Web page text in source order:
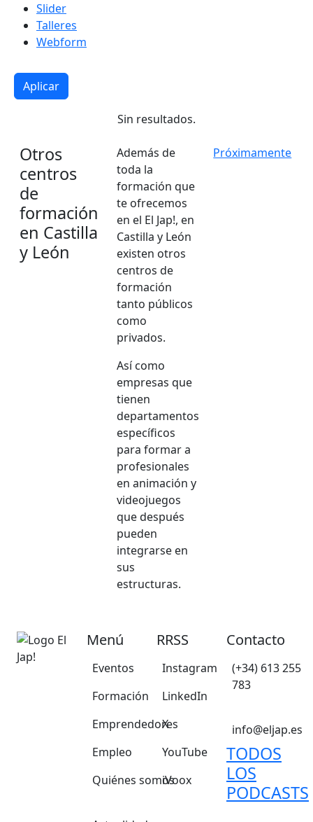
Slider
Talleres
Webform
Sin resultados.
Otros
centros
de
formación
en Castilla
y León
Además de
toda la
formación que
te ofrecemos
en el El Jap!, en
Castilla y León
existen otros
centros de
formación
tanto públicos
como
privados.
Así como
empresas que
tienen
departamentos
específicos
para formar a
profesionales
en animación y
videojuegos
que después
pueden
integrarse en
sus
estructuras.
Próximamente
Menú
Eventos
Formación
Emprendedores
Empleo
Quiénes somos
RRSS
Instagram
LinkedIn
X
YouTube
iVoox
Contacto
(+34) 613 255
783
info@eljap.es
TODOS
LOS
PODCASTS